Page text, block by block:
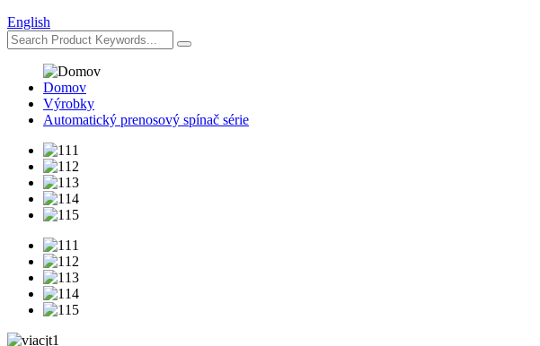
English
Domov
Výrobky
Automatický prenosový spínač série